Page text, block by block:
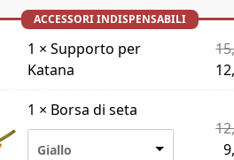
1 ×Supporto per
Katana
1 × Borsa di seta
Giallo